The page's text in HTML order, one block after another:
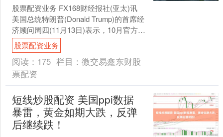
股票配资业务 FX168财经报社(亚太)讯
美国总统特朗普(Donald Trump)的首席经
济顾问周四(11月13日)表示，10月官方非
农就业报告发布时将不包....
股票配资业务
阅读： 175 栏目： 微交易鑫东财股
票配资
短线炒股配资 美国ppi数据
暴雷，黄金如期大跌，反弹
后继续跌！